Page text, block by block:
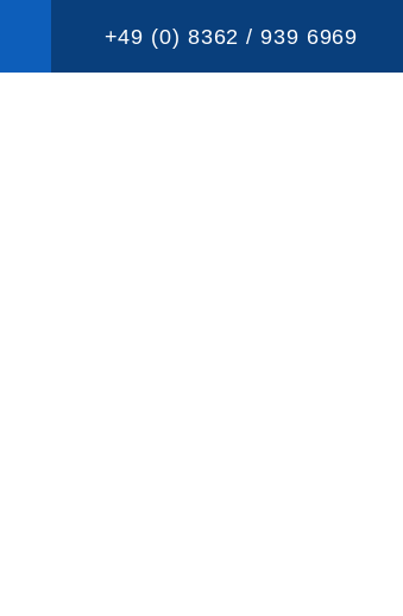
+49 (0) 8362 / 939 6969